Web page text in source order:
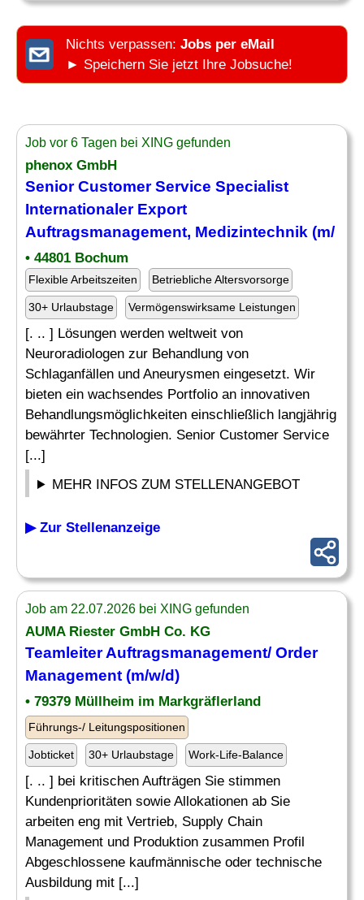
Nichts verpassen: Jobs per eMail
► Speichern Sie jetzt Ihre Jobsuche!
Job vor 6 Tagen bei XING gefunden
phenox GmbH
Senior Customer Service Specialist
Internationaler Export
Auftragsmanagement, Medizintechnik (m/
• 44801 Bochum
Flexible Arbeitszeiten Betriebliche Altersvorsorge
30+ Urlaubstage Vermögenswirksame Leistungen
[. .. ] Lösungen werden weltweit von
Neuroradiologen zur Behandlung von
Schlaganfällen und Aneurysmen eingesetzt. Wir
bieten ein wachsendes Portfolio an innovativen
Behandlungsmöglichkeiten einschließlich langjährig
bewährter Technologien. Senior Customer Service
[...]
MEHR INFOS ZUM STELLENANGEBOT
▶ Zur Stellenanzeige
Job am 22.07.2026 bei XING gefunden
AUMA Riester GmbH Co. KG
TeamleiterAuftragsmanagement/ Order
Management (m/w/d)
• 79379 Müllheim im Markgräflerland
Führungs-/ Leitungspositionen
Jobticket 30+ Urlaubstage Work-Life-Balance
[. .. ] bei kritischen Aufträgen Sie stimmen
Kundenprioritäten sowie Allokationen ab Sie
arbeiten eng mit Vertrieb, Supply Chain
Management und Produktion zusammen Profil
Abgeschlossene kaufmännische oder technische
Ausbildung mit [...]